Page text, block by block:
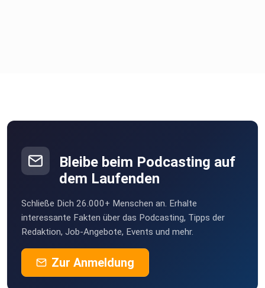
Bleibe beim Podcasting auf
dem Laufenden
Schließe Dich 26.000+ Menschen an. Erhalte
interessante Fakten über das Podcasting, Tipps der
Redaktion, Job-Angebote, Events und mehr.
Zur Anmeldung